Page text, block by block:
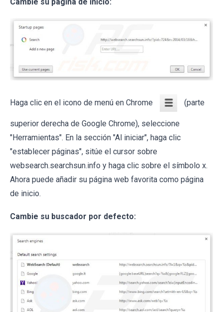
Haga clic en el icono de menú en Chrome (parte
superior derecha de Google Chrome), seleccione
"Herramientas". En la sección "Al iniciar", haga clic
"establecer páginas", sitúe el cursor sobre
websearch.searchsun.info y haga clic sobre el símbolo x.
Ahora puede añadir su página web favorita como página
de inicio.
Cambie su buscador por defecto: